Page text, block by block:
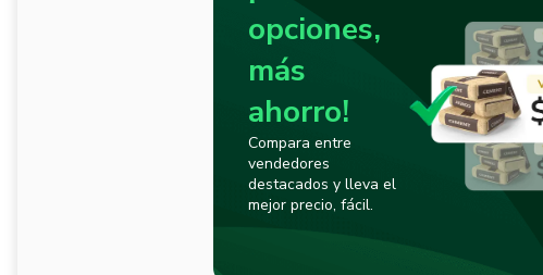
opciones,
más
ahorro!
Compara entre
vendedores
destacados y lleva el
mejor precio, fácil.